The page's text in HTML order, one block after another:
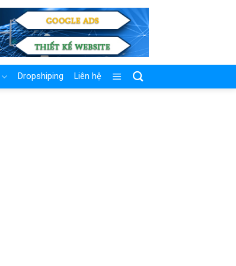
Dropshiping Liên hệ